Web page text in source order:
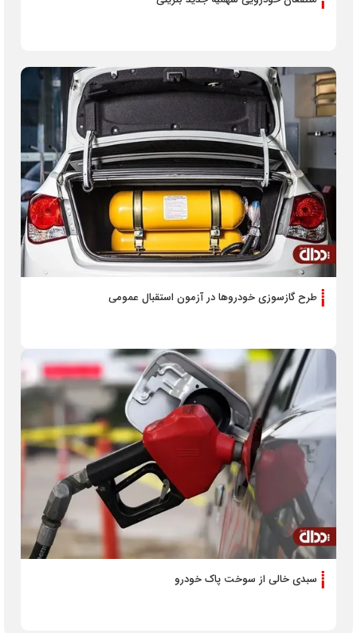
طرح گازسوزی خودرو‌ها در آزمون استقبال عمومی
سبدی خالی از سوخت پاک خودرو